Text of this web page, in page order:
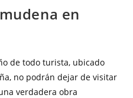
en
de todo turista, ubicado
no podrán dejar de visitar
verdadera obra